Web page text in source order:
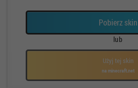
Pobierz skin
lub
Użyj tej skin
na minecraft.net